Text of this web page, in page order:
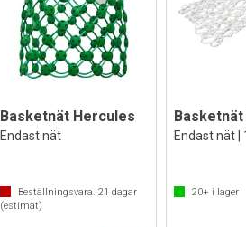
Basketnät Hercules
Endast nät
Beställningsvara. 21 dagar
(estimat)
20+ i lager